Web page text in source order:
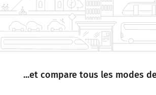
...et compare tous les modes